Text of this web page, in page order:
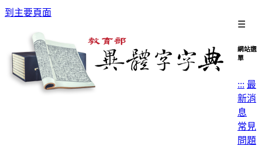
到主要頁面
☰
網站選
單
::: 最
新消
息
常見
問題